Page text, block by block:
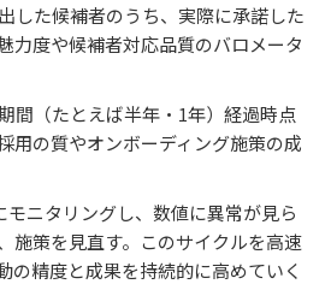
した候補者のうち、実際に承諾した
力度や候補者対応品質のバロメータ
間（たとえば半年・1年）経過時点
用の質やオンボーディング施策の成
ニタリングし、数値に異常が見ら
施策を見直す。このサイクルを高速
の精度と成果を持続的に高めていく